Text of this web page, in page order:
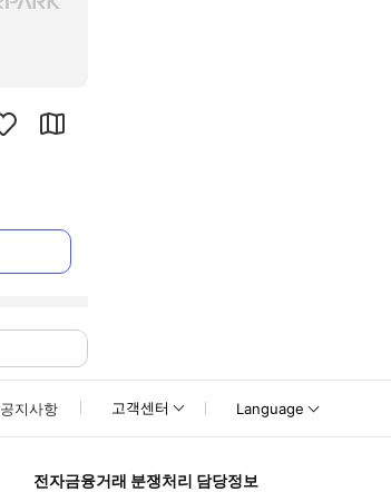
공지사항 고객센터 Language
전자금융거래 분쟁처리 담당정보